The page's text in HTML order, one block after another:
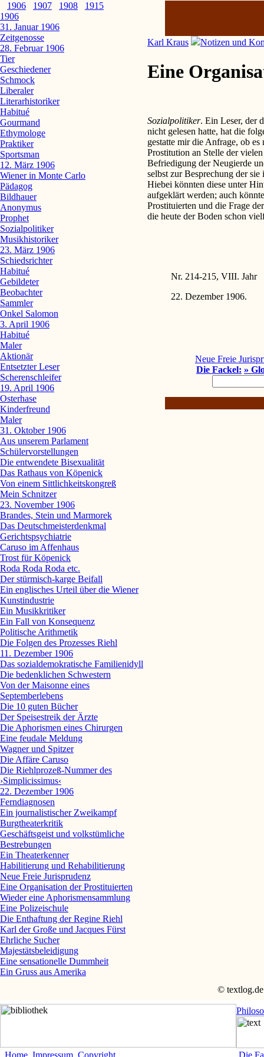
Karl Kraus Notizen und
Eine
Sozialpolitiker. Ein Leser, der
nicht gelesen hatte, hat die
gestatte mir die Anfrage, ob
Prostitution an Stelle der
Befriedigung der Neugierde
selbst zur Besprechung der
Hiebei könnten diese unter
aufgeklärt werden; auch
Prostituierten und die Frage
die heute der Boden schon
Nr. 214-215, VIII. Jahr
22. Dezember 1906.
Neue Freie
Die Fackel: »
1906 1907 1908
1915
1906
31. Januar 1906
Zeitgenosse
28. Februar 1906
Tier
Geschiedener
Schmock
Liberaler
Literarhistoriker
Habitué
Gourmand
Ethymologe
Praktiker
Sportsman
12. März 1906
Wiener in Monte Carlo
Pädagog
Bildhauer
Anonymus
Prophet
Sozialpolitiker
Musikhistoriker
23. März 1906
Schiedsrichter
Habitué
Gebildeter
Beobachter
Sammler
Onkel Salomon
3. April 1906
Habitué
Maler
Aktionär
Entsetzter Leser
Scherenschleifer
19. April 1906
Osterhase
Kinderfreund
Maler
31. Oktober 1906
Aus unserem Parlament
Schülervorstellungen
Die entwendete Bisexualität
Das Rathaus von Köpenick
Von einem Sittlichkeitskongreß
Mein Schnitzer
23. November 1906
Brandes, Stein und Marmorek
Das Deutschmeisterdenkmal
Gerichtspsychiatrie
Caruso im Affenhaus
Trost für Köpenick
Roda Roda Roda etc.
Der stürmisch-karge Beifall
Ein englisches Urteil über die Wiener
Kunstindustrie
Ein Musikkritiker
Ein Fall von Konsequenz
Politische Arithmetik
Die Folgen des Prozesses Riehl
11. Dezember 1906
Das sozialdemokratische Familienidyll
Die bedenklichen Schwestern
Von der Maisonne eines
Septemberlebens
Die 10 guten Bücher
Der Speisestreik der Ärzte
Die Aphorismen eines Chirurgen
Eine feudale Meldung
Wagner und Spitzer
Die Affäre Caruso
Die Riehlprozeß-Nummer des
›Simplicissimus‹
22. Dezember 1906
Ferndiagnosen
Ein journalistischer Zweikampf
Burgtheaterkritik
Geschäftsgeist und volkstümliche
Bestrebungen
Ein Theaterkenner
Habilitierung und Rehabilitierung
Neue Freie Jurisprudenz
Eine Organisation der Prostituierten
Wieder eine Aphorismensammlung
Eine Polizeischule
Die Enthaftung der Regine Riehl
Karl der Große und Jacques Fürst
Ehrliche Sucher
Majestätsbeleidigung
Eine sensationelle Dummheit
Ein Gruss aus Amerika
© textlog.de
Home Impressum Copyright Die